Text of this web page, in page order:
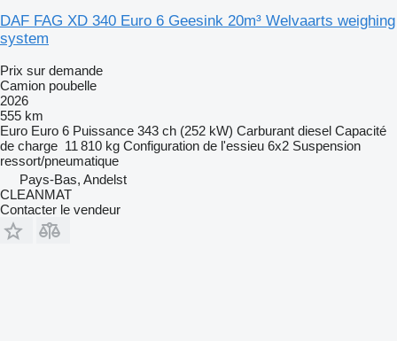
DAF FAG XD 340 Euro 6 Geesink 20m³ Welvaarts weighing
system
Prix sur demande
Camion poubelle
2026
555 km
Euro Euro 6 Puissance 343 ch (252 kW) Carburant diesel Capacité
de charge 11 810 kg Configuration de l'essieu 6x2 Suspension
ressort/pneumatique
Pays-Bas, Andelst
CLEANMAT
Contacter le vendeur